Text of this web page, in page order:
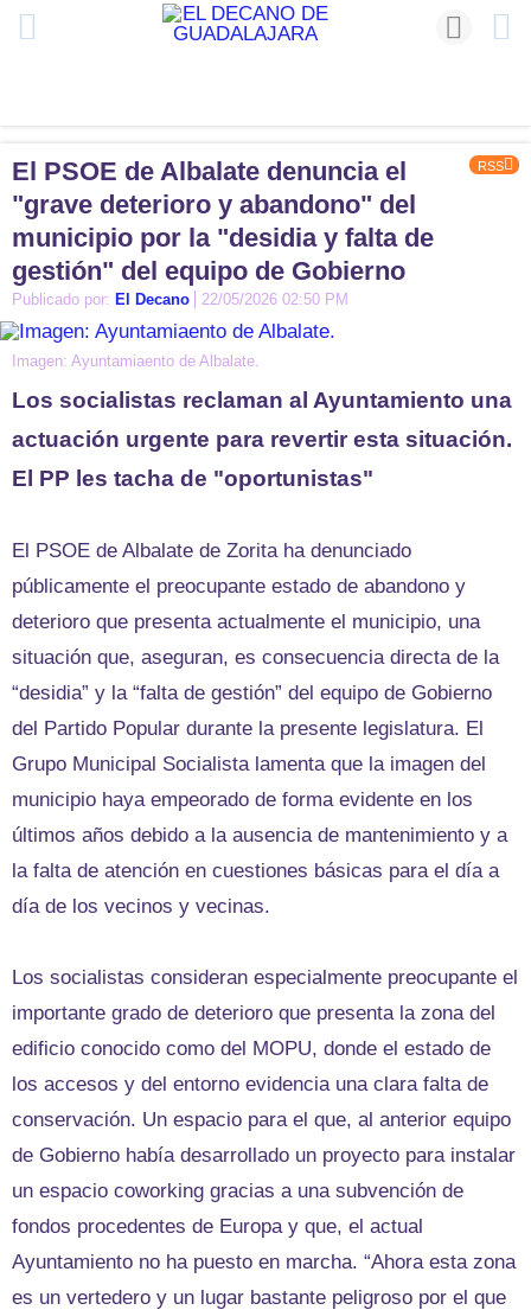
RSS
El PSOE de Albalate denuncia el
"grave deterioro y abandono" del
municipio por la "desidia y falta de
gestión" del equipo de Gobierno
Publicado por: El Decano 22/05/2026 02:50 PM
Imagen: Ayuntamiaento de Albalate.
Los socialistas reclaman al Ayuntamiento una
actuación urgente para revertir esta situación.
El PP les tacha de "oportunistas"
El PSOE de Albalate de Zorita ha denunciado
públicamente el preocupante estado de abandono y
deterioro que presenta actualmente el municipio, una
situación que, aseguran, es consecuencia directa de la
“desidia” y la “falta de gestión” del equipo de Gobierno
del Partido Popular durante la presente legislatura. El
Grupo Municipal Socialista lamenta que la imagen del
municipio haya empeorado de forma evidente en los
últimos años debido a la ausencia de mantenimiento y a
la falta de atención en cuestiones básicas para el día a
día de los vecinos y vecinas.
Los socialistas consideran especialmente preocupante el
importante grado de deterioro que presenta la zona del
edificio conocido como del MOPU, donde el estado de
los accesos y del entorno evidencia una clara falta de
conservación. Un espacio para el que, al anterior equipo
de Gobierno había desarrollado un proyecto para instalar
un espacio coworking gracias a una subvención de
fondos procedentes de Europa y que, el actual
Ayuntamiento no ha puesto en marcha. “Ahora esta zona
es un vertedero y un lugar bastante peligroso por el que